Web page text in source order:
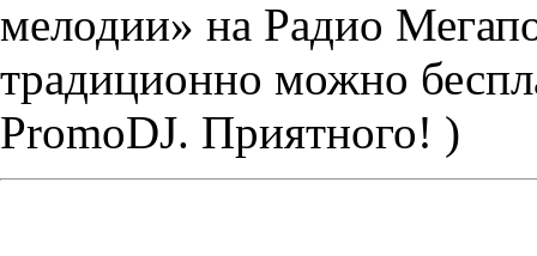
мелодии» на Радио
традиционно можно
PromoDJ. Приятного! )